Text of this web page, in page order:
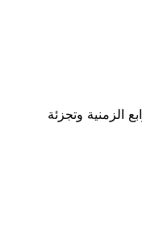
الزمنية وتجزئة